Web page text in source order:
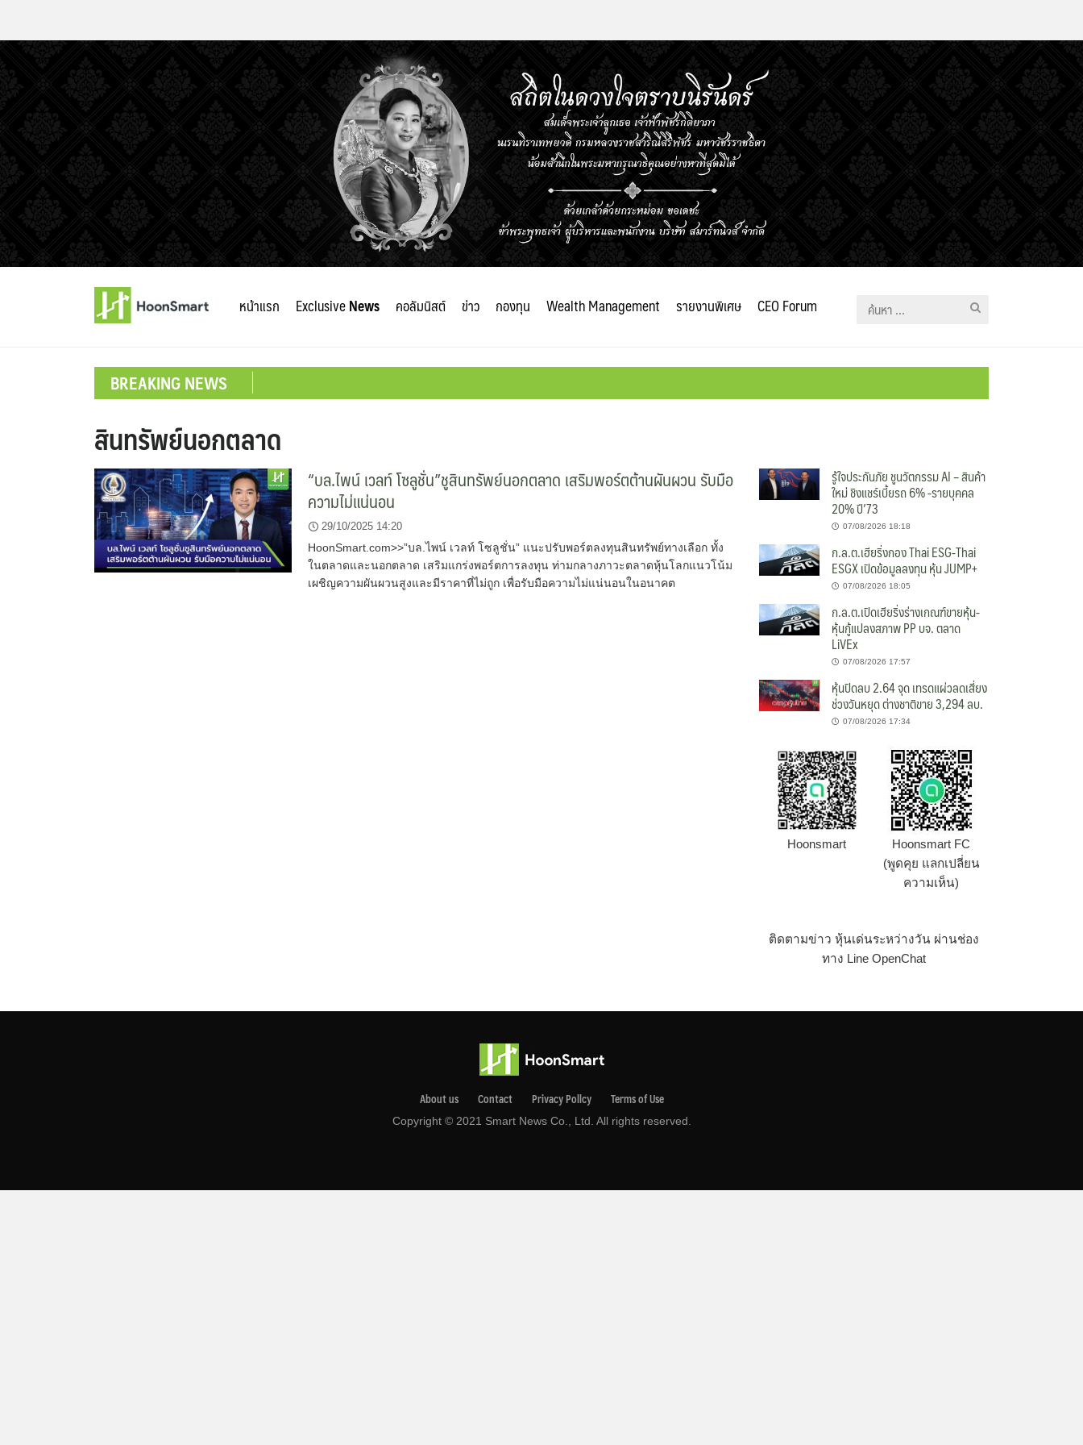
หน้าแรก ExclusiveNews คอลัมนิสต์ ข่าว กองทุน Wealth Management รายงานพิเศษ CEO Forum
ค้นหา
BREAKING NEWS
สินทรัพย์นอกตลาด
“บล.ไพน์ เวลท์ โซลูชั่น”ชูสินทรัพย์นอกตลาด เสริมพอร์ตต้านผันผวน รับมือ
ความไม่แน่นอน
29/10/2025 14:20
HoonSmart.com>>”บล.ไพน์ เวลท์ โซลูชั่น” แนะปรับพอร์ตลงทุนสินทรัพย์ทางเลือก ทั้ง
ในตลาดและนอกตลาด เสริมแกร่งพอร์ตการลงทุน ท่ามกลางภาวะตลาดหุ้นโลกแนวโน้ม
เผชิญความผันผวนสูงและมีราคาที่ไม่ถูก เพื่อรับมือความไม่แน่นอนในอนาคต
รู้ใจประกันภัย ชูนวัตกรรม AI – สินค้า
ใหม่ ชิงแชร์เบี้ยรถ 6% -รายบุคคล
20% ปี’73
07/08/2026 18:18
ก.ล.ต.เฮียริ่งกอง Thai ESG-Thai
ESGX เปิดข้อมูลลงทุน หุ้น JUMP+
07/08/2026 18:05
ก.ล.ต.เปิดเฮียริ่งร่างเกณฑ์ขายหุ้น-
หุ้นกู้แปลงสภาพ PP บจ. ตลาด
LiVEx
07/08/2026 17:57
หุ้นปิดลบ 2.64 จุด เทรดแผ่วลดเสี่ยง
ช่วงวันหยุด ต่างชาติขาย 3,294 ลบ.
07/08/2026 17:34
Hoonsmart
Hoonsmart FC
(พูดคุย แลกเปลี่ยน
ความเห็น)
ติดตามข่าว หุ้นเด่นระหว่างวัน ผ่านช่อง
ทาง Line OpenChat
About us Contact Privacy Pollcy Terms of Use
Copyright © 2021 Smart News Co., Ltd. All rights reserved.